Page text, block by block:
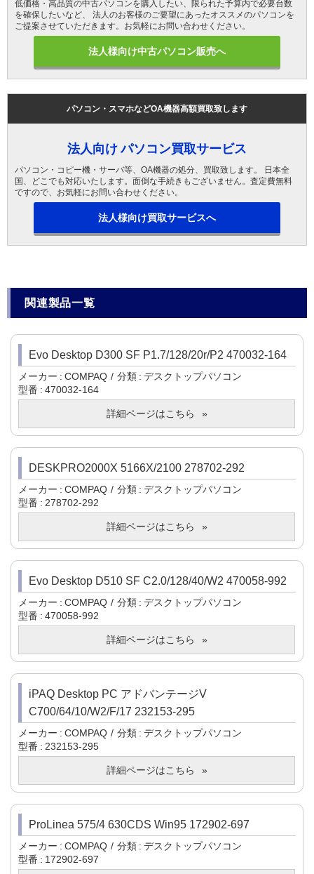
低価格・高品質の中古パソコンを購入したい、限られた予算内で必要台数
を確保したいなど、 法人のお客様のご要望にあったオススメのパソコンを
ご提案させていただきます。お気軽にお問い合わせください。
法人様向け中古パソコン販売へ
パソコン・スマホなどOA機器高額買取致します
法人向け パソコン買取サービス
パソコン・コピー機・サーバ等、OA機器の処分、買取致します。 日本全
国、どこでも対応いたします。面倒な手続きもございません。査定費無料
ですので、お気軽にお問い合わせください。
法人様向け買取サービスへ
関連製品一覧
Evo Desktop D300 SF P1.7/128/20r/P2 470032-164
メーカー COMPAQ 分類
デスクトップパソコン
型番
470032-164
詳細ページはこちら
DESKPRO2000X 5166X/2100 278702-292
メーカー COMPAQ 分類
デスクトップパソコン
型番
278702-292
詳細ページはこちら
Evo Desktop D510 SF C2.0/128/40/W2 470058-992
メーカー COMPAQ 分類
デスクトップパソコン
型番
470058-992
詳細ページはこちら
iPAQ Desktop PC アドバンテージV
C700/64/10/W2/F/17 232153-295
メーカー COMPAQ 分類
デスクトップパソコン
型番
232153-295
詳細ページはこちら
ProLinea 575/4 630CDS Win95 172902-697
メーカー COMPAQ 分類
デスクトップパソコン
型番
172902-697